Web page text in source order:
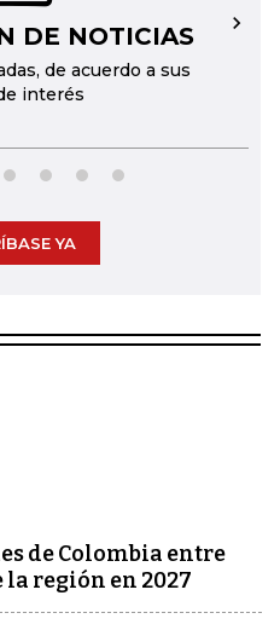
DE NOTICIAS
de acuerdo a sus
interés
→
YA
de Colombia entre
la región en 2027